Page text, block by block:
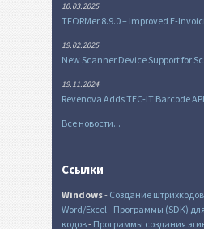
10.03.2025
TFORMer 8.9.0 – Improved E-
19.02.2025
New Scanner Device Support for
19.11.2024
Revenova Adds TEC-IT Barcode
Все новости...
Ссылки
Windows- Создание штрихкодов
Word/Excel - Программы (SDK)
кодов- Программы создания